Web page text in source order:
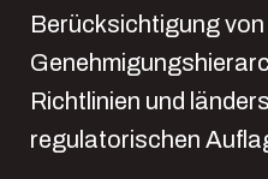
Berücksichtigung
Richtlinien und
regulatorischen